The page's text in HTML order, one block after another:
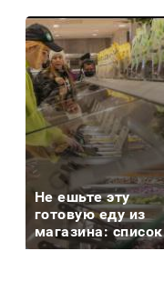
Не ешьте эту
готовую еду из
магазина: список